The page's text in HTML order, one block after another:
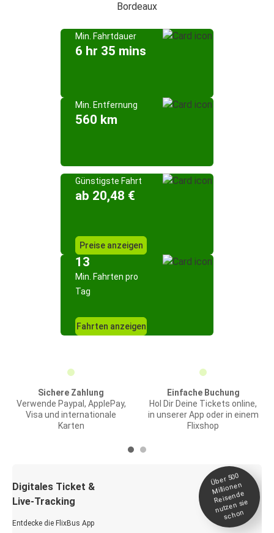
Bordeaux
Min. Fahrtdauer
6 hr 35 mins
Min. Entfernung
560 km
Günstigste Fahrt
ab 20,48 €
Preise anzeigen
13
Min. Fahrten pro
Tag
Fahrten anzeigen
Sichere Zahlung
Verwende Paypal, ApplePay,
Visa und internationale
Karten
Einfache Buchung
Hol Dir Deine Tickets online,
in unserer App oder in einem
Flixshop
Digitales Ticket &
Live-Tracking
Entdecke die FlixBus App
Über 500
Millionen
Reisende
nutzen sie
schon